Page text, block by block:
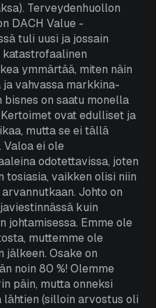
Terveydenhuollon
DACH Value -
tuli uusi ja jossain
ymmärtää, miten näin
vahvassa markkina-
on saatu monella
ovat edulliset ja
mutta se ei tällä
ei ole
odotettavissa, joten
vaikken olisi niin
Johto on
kuin
johtamisessa. Emme ole
muttemme ole
jälkeen. Osake on
noin 80 %! Olemme
päin, mutta onneksi
(silloin arvostus oli